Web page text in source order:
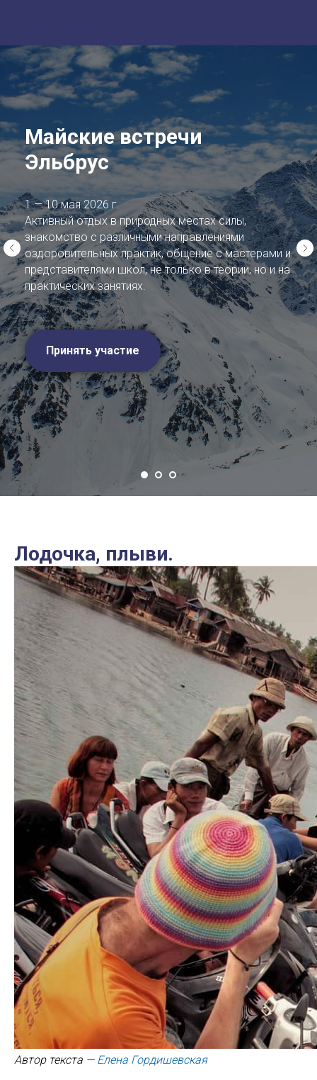
Майские встречи
Эльбрус
1 — 10 мая 2026 г.
Активный отдых в природных местах силы,
знакомство с различными направлениями
оздоровительных практик, общение с мастерами и
представителями школ, не только в теории, но и на
практических занятиях.
Принять участие
Лодочка, плыви.
Автор текста — Елена Гордишевская